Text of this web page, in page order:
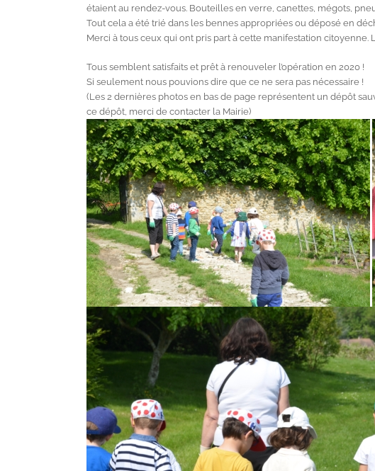
étaient au rendez-vous. Bouteilles en verre, canettes, mégots,
Tout cela a été trié dans les bennes appropriées ou déposé en
Merci à tous ceux qui ont pris part à cette manifestation
Tous semblent satisfaits et prêt à renouveler l’opération en 2020 !
Si seulement nous pouvions dire que ce ne sera pas nécessaire !
(Les 2 dernières photos en bas de page représentent un dépôt
ce dépôt, merci de contacter la Mairie)